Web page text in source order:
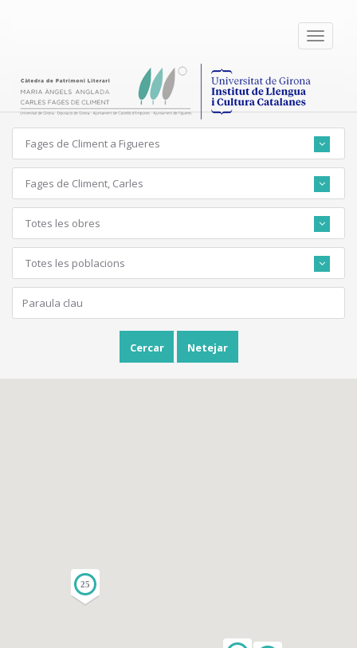
Toggle
Fages de Climent a Figueres
Fages de Climent, Carles
Totes les obres
Totes les poblacions
Cercar Netejar
25